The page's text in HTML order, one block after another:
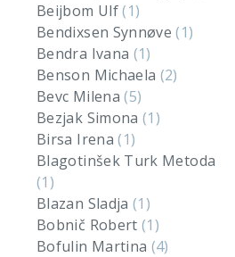
Beijbom Ulf(1)
Bendixsen Synnøve(1)
Bendra Ivana (1)
Benson Michaela (2)
Bevc Milena(5)
Bezjak Simona(1)
Birsa Irena(1)
Blagotinšek Turk Metoda
(1)
Blazan Sladja(1)
Bobnič Robert(1)
Bofulin Martina (4)